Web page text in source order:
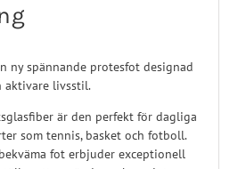
ny spännande protesfot designad
aktivare livsstil.
är den perfekt för dagliga
som tennis, basket och fotboll.
fot erbjuder exceptionell